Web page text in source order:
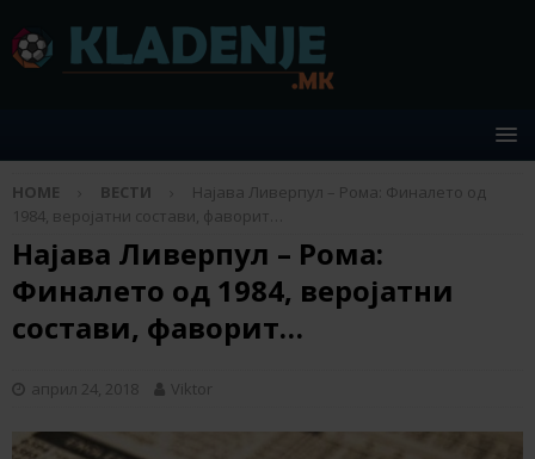
HOME ВЕСТИ
Најава Ливерпул – Рома: Финалето од
1984, веројатни состави, фаворит…
Најава Ливерпул – Рома:
Финалето од 1984, веројатни
состави, фаворит…
април 24, 2018 Viktor